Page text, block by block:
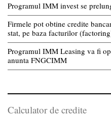
Programul IMM invest se
Firmele pot obtine credite
stat, pe baza facturilor
Programul IMM Leasing va fi
anunta FNGCIMM
Calculator de credite